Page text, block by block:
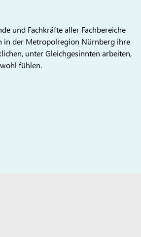
und Fachkräfte aller Fachbereiche
in der Metropolregion Nürnberg ihre
unter Gleichgesinnten arbeiten,
fühlen.